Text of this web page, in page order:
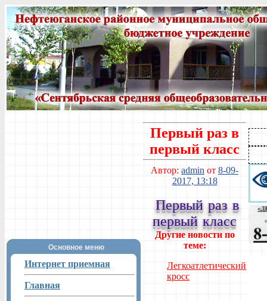
Основное меню
Интернет приемная
Главная
Первый раз в
первый класс
Автор: admin от 8-09-
2017, 13:18
Первый раз в
первый класс
Другие новости по
теме:
Легкоатлетический
кросс